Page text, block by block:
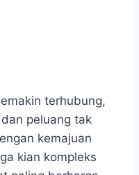
terhubung,
peluang tak
kemajuan
kian kompleks